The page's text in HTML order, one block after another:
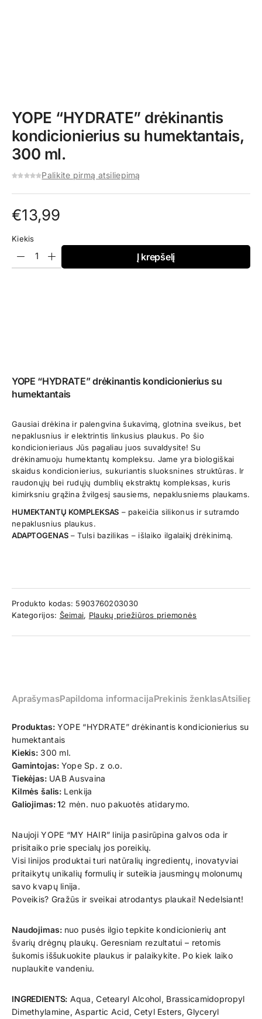
YOPE “HYDRATE” drėkinantis
kondicionierius su humektantais,
300 ml.
Palikite pirmą atsiliepimą
€13,99
Kiekis
Į krepšelį
YOPE “HYDRATE” drėkinantis kondicionierius su
humektantais
Gausiai drėkina ir palengvina šukavimą, glotnina sveikus, bet
nepaklusnius ir elektrintis linkusius plaukus. Po šio
kondicionieriaus Jūs pagaliau juos suvaldysite! Su
drėkinamuoju humektantų kompleksu. Jame yra biologiškai
skaidus kondicionierius, sukuriantis sluoksnines struktūras. Ir
raudonųjų bei rudųjų dumblių ekstraktų kompleksas, kuris
kimirksniu grąžina žvilgesį sausiems, nepaklusniems plaukams.
HUMEKTANTŲ KOMPLEKSAS – pakeičia silikonus ir sutramdo
nepaklusnius plaukus.
ADAPTOGENAS– Tulsi bazilikas – išlaiko ilgalaikį drėkinimą.
Produkto kodas: 5903760203030
Kategorijos: Šeimai, Plaukų priežiūros priemonės
AprašymasPapildoma informacijaPrekinis ženklas
Produktas:YOPE “HYDRATE” drėkinantis kondicionierius su
humektantais
Kiekis: 300 ml.
Gamintojas:Yope Sp. z o.o.
Tiekėjas:UAB Ausvaina
Kilmės šalis: Lenkija
Galiojimas: 12 mėn. nuo pakuotės atidarymo.
Naujoji YOPE “MY HAIR” linija pasirūpina galvos oda ir
prisitaiko prie specialų jos poreikių.
Visi linijos produktai turi natūralių ingredientų, inovatyviai
pritaikytų unikalių formulių ir suteikia jausmingų molonumų
savo kvapų linija.
Poveikis? Gražūs ir sveikai atrodantys plaukai! Nedelsiant!
Naudojimas:nuo pusės ilgio tepkite kondicionierių ant
švarių drėgnų plaukų. Geresniam rezultatui – retomis
šukomis iššukuokite plaukus ir palaikykite. Po kiek laiko
nuplaukite vandeniu.
INGREDIENTS: Aqua, Cetearyl Alcohol, Brassicamidopropyl
Dimethylamine, Aspartic Acid, Cetyl Esters, Glyceryl